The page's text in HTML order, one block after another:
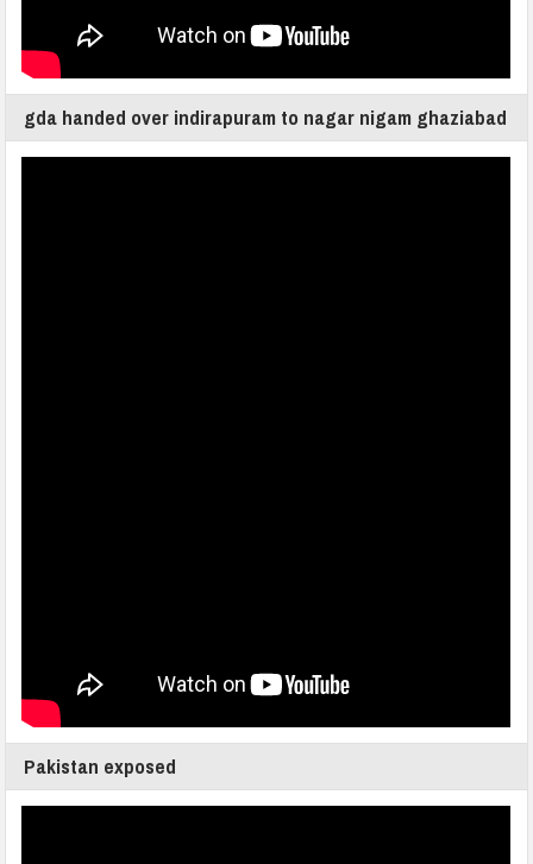
gda handed over indirapuram to nagar nigam ghaziabad
Pakistan exposed